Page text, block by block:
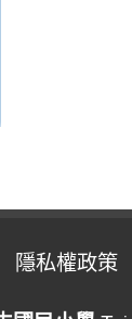
隱私權政策